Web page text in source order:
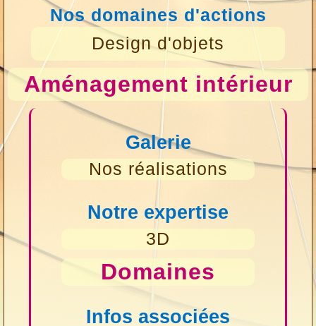
Nos domaines d'actions
Design d'objets
Aménagement intérieur
Galerie
Nos réalisations
Notre expertise
3D
Domaines
Infos associées